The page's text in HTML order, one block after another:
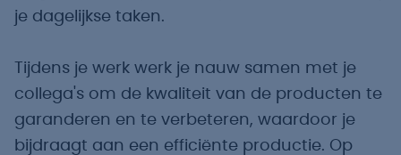
je dagelijkse taken.
Tijdens je werk werk je nauw samen met je
collega's om de kwaliteit van de producten te
garanderen en te verbeteren, waardoor je
bijdraagt aan een efficiënte productie. Op